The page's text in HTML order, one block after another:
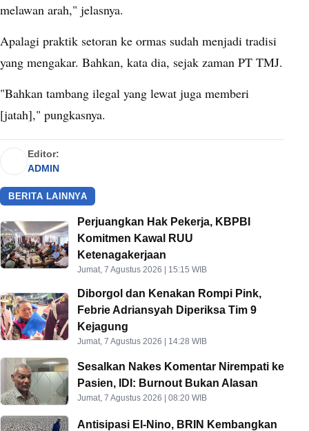
melawan arah," jelasnya.
Apalagi praktik setoran ke ormas sudah menjadi tradisi
yang mengakar. Bahkan, kata dia, sejak zaman PT TMJ.
"Bahkan tambang ilegal yang lewat juga memberi
[jatah]," pungkasnya.
Editor:
ADMIN
BERITA LAINNYA
Perjuangkan Hak Pekerja, KBPBI
Komitmen Kawal RUU
Ketenagakerjaan
Jumat, 7 Agustus 2026 | 15:15 WIB
Diborgol dan Kenakan Rompi Pink,
Febrie Adriansyah Diperiksa Tim 9
Kejagung
Jumat, 7 Agustus 2026 | 14:28 WIB
Sesalkan Nakes Komentar Nirempati ke
Pasien, IDI: Burnout Bukan Alasan
Jumat, 7 Agustus 2026 | 08:20 WIB
Antisipasi El-Nino, BRIN Kembangkan